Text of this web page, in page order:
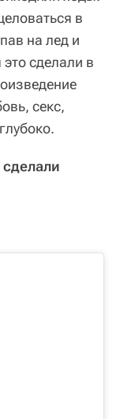
в
на лед и
сделали в
секс,